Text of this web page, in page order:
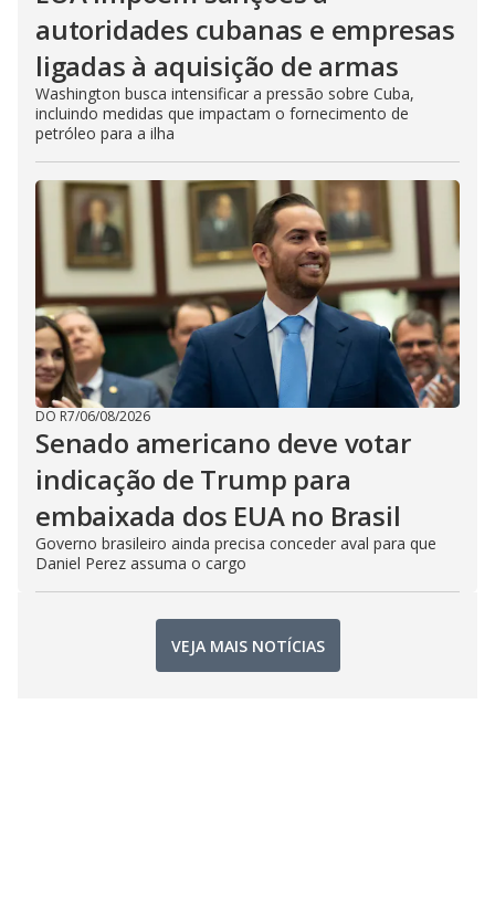
autoridades cubanas e empresas
ligadas à aquisição de armas
Washington busca intensificar a pressão sobre Cuba,
incluindo medidas que impactam o fornecimento de
petróleo para a ilha
DO R7/06/08/2026
Senado americano deve votar
indicação de Trump para
embaixada dos EUA no Brasil
Governo brasileiro ainda precisa conceder aval para que
Daniel Perez assuma o cargo
VEJA MAIS NOTÍCIAS